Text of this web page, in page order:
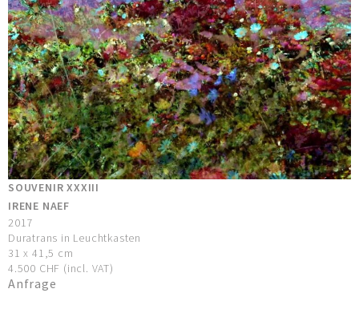
SOUVENIR XXXIII
IRENE NAEF
2017
Duratrans in Leuchtkasten
31 x 41,5 cm
4.500 CHF (incl. VAT)
Anfrage